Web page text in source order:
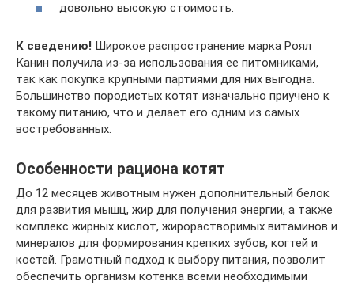
довольно высокую стоимость.
К сведению! Широкое распространение марка Роял
Канин получила из-за использования ее питомниками,
так как покупка крупными партиями для них выгодна.
Большинство породистых котят изначально приучено к
такому питанию, что и делает его одним из самых
востребованных.
Особенности рациона котят
До 12 месяцев животным нужен дополнительный белок
для развития мышц, жир для получения энергии, а также
комплекс жирных кислот, жирорастворимых витаминов и
минералов для формирования крепких зубов, когтей и
костей. Грамотный подход к выбору питания, позволит
обеспечить организм котенка всеми необходимыми